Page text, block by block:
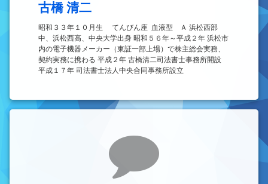
古橋 清二
昭和３３年１０月生 てんびん座 血液型 Ａ 浜松西部
中、浜松西高、中央大学出身 昭和５６年～平成２年 浜松市
内の電子機器メーカー（東証一部上場）で株主総会実務、
契約実務に携わる 平成２年 古橋清二司法書士事務所開設
平成１７年 司法書士法人中央合同事務所設立